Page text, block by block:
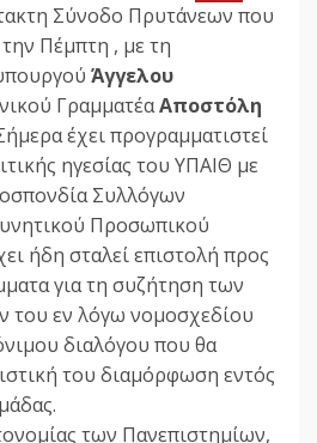
Σύνοδο Πρυτάνεων που
Πέμπτη , με τη
Άγγελου
ΓραμματέαΑποστόλη
έχει προγραμματιστεί
ηγεσίας του ΥΠΑΙΘ με
Συλλόγων
Προσωπικού
ήδη σταλεί επιστολή προς
για τη συζήτηση των
του εν λόγω νομοσχεδίου
διαλόγου που θα
του διαμόρφωση εντός
των Πανεπιστημίων,